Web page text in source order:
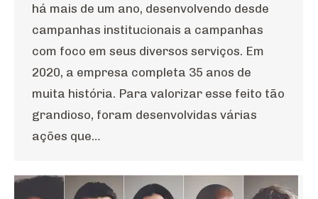
há mais de um ano, desenvolvendo desde
campanhas institucionais a campanhas
com foco em seus diversos serviços. Em
2020, a empresa completa 35 anos de
muita história. Para valorizar esse feito tão
grandioso, foram desenvolvidas várias
ações que…